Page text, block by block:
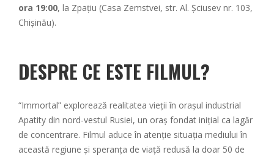
ora 19:00, la Zpațiu (Casa Zemstvei, str. Al. Șciusev nr. 103,
Chișinău).
DESPRE CE ESTE FILMUL?
“Immortal” explorează realitatea vieții în orașul industrial
Apatity din nord-vestul Rusiei, un oraș fondat inițial ca lagăr
de concentrare. Filmul aduce în atenție situația mediului în
această regiune și speranța de viață redusă la doar 50 de